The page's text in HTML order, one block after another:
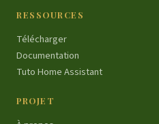
RESSOURCES
Télécharger
Documentation
Tuto Home Assistant
PROJET